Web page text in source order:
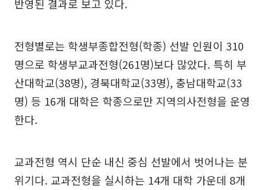
반영된 결과로 보고 있다.
전형별로는 학생부종합전형(학종) 선발 인원이 310
명으로 학생부교과전형(261명)보다 많았다. 특히 부
산대학교(38명), 경북대학교(33명), 충남대학교(33
명) 등 16개 대학은 학종으로만 지역의사전형을 운영
한다.
교과전형 역시 단순 내신 중심 선발에서 벗어나는 분
위기다. 교과전형을 실시하는 14개 대학 가운데 8개